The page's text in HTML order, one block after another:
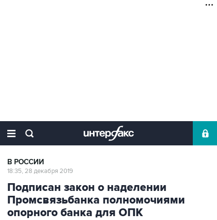
В РОССИИ
18:35, 28 декабря 2019
Подписан закон о наделении
Промсвязьбанка полномочиями
опорного банка для ОПК